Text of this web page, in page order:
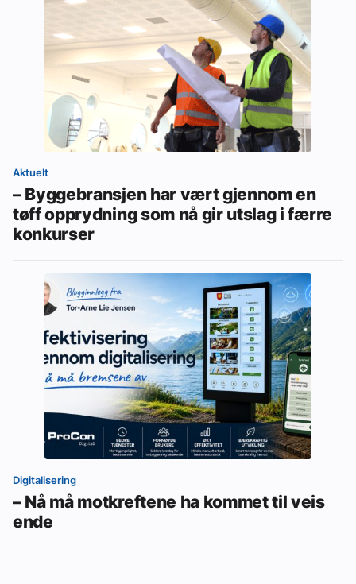
Aktuelt
– Byggebransjen har vært gjennom en
tøff opprydning som nå gir utslag i færre
konkurser
Digitalisering
– Nå må motkreftene ha kommet til veis
ende